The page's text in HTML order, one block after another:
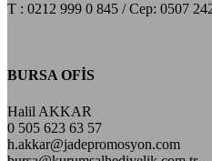
T : 0212 999 0 845 / Cep: 0507
BURSA OFİS
Halil AKKAR
0 505 623 63 57
h.akkar@jadepromosyon.com